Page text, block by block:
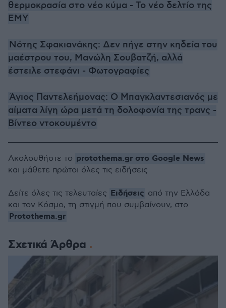
θερμοκρασία στο νέο κύμα - Το νέο δελτίο της
ΕΜΥ
Νότης Σφακιανάκης: Δεν πήγε στην κηδεία του
μαέστρου του, Μανώλη Σουβατζή, αλλά
έστειλε στεφάνι - Φωτογραφίες
Άγιος Παντελεήμονας: Ο Μπαγκλαντεσιανός με
αίματα λίγη ώρα μετά τη δολοφονία της τρανς -
Βίντεο ντοκουμέντο
Σχετικά Άρθρα
Ακολουθήστε το protothema.gr στο Google News
και μάθετε πρώτοι όλες τις ειδήσεις
Δείτε όλες τις τελευταίες Ειδήσεις από την Ελλάδα
και τον Κόσμο, τη στιγμή που συμβαίνουν, στο
Protothema.gr